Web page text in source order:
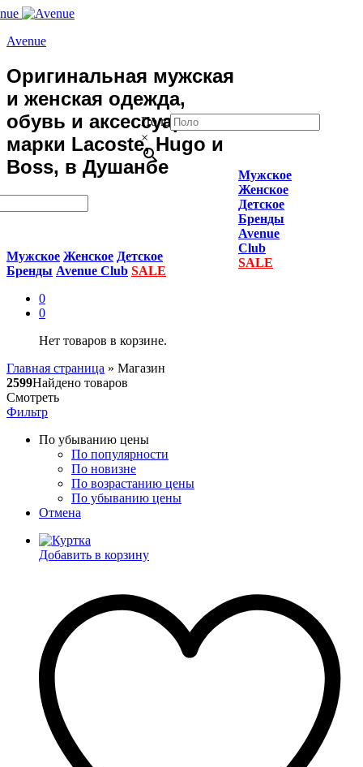
Avenue
Оригинальная мужская
и женская одежда,
обувь и аксессуары
марки Lacoste, Hugo и
Boss, в Душанбе
Мужское Женское Детское
Бренды Avenue Club SALE
0
0
Нет товаров в корзине.
Поло
×
Мужское
Женское
Детское
Бренды
Avenue
Club
SALE
Главная страница » Магазин
2599Найдено товаров
Смотреть
Фильтр
По убыванию цены
По популярности
По новизне
По возрастанию цены
По убыванию цены
Отмена
Добавить в корзину